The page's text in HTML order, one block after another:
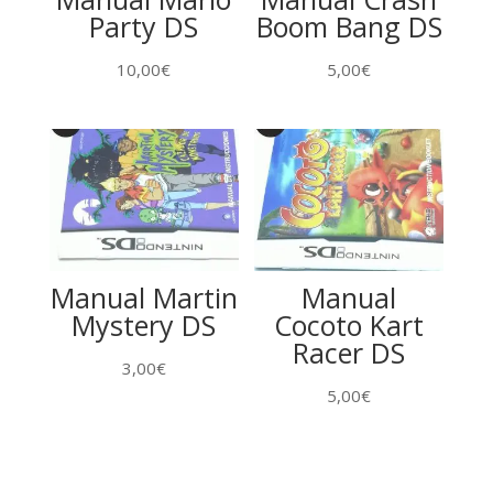
Party DS
10,00€
Boom Bang DS
5,00€
Manual Martin
Mystery DS
3,00€
Manual
Cocoto Kart
Racer DS
5,00€